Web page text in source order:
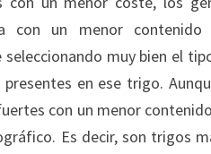
con un menor
muy bien el
en ese trigo.
con un menor
Es decir, son trigos